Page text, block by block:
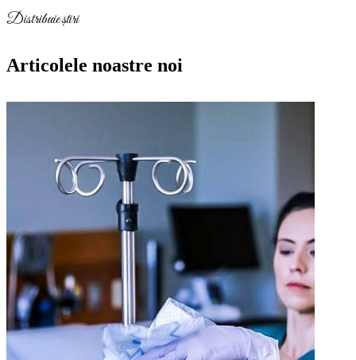
Distribuie știri
Articolele noastre noi